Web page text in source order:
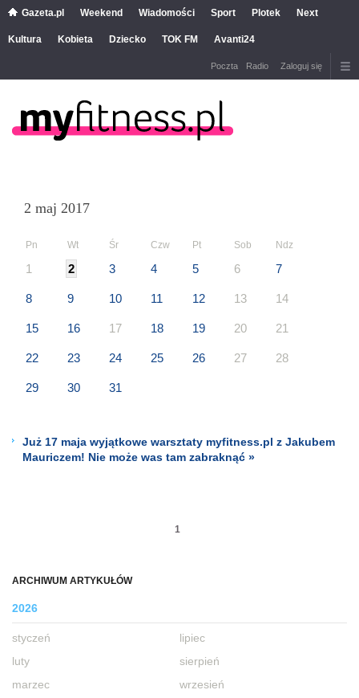
Gazeta.pl Weekend Wiadomości Sport Plotek Next
Kultura Kobieta Dziecko TOK FM Avanti24
Poczta Radio Zaloguj się
ARCHIWUM ARTYKUŁÓW
2026
styczeń
luty
marzec
lipiec
sierpień
wrzesień
2 maj 2017
Pn Wt Śr Czw Pt Sob Ndz
1 2 3 4 5 6 7
8 9 10 11 12 13 14
15 16 17 18 19 20 21
22 23 24 25 26 27 28
29 30 31
Już 17 maja wyjątkowe warsztaty myfitness.pl z Jakubem
Mauriczem! Nie może was tam zabraknąć »
1